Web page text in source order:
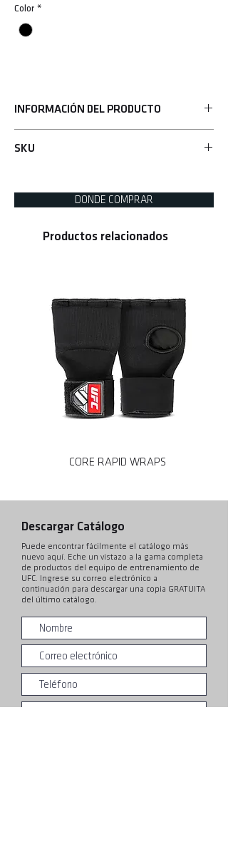
Color *
INFORMACIÓN DEL PRODUCTO
• Seguro y duradero
SKU
DONDE COMPRAR
Productos relacionados
CORE RAPID WRAPS
Descargar Catálogo
Puede encontrar fácilmente el catálogo más
nuevo aquí. Eche un vistazo a la gama completa
de productos del equipo de entrenamiento de
UFC. Ingrese su correo electrónico a
continuación para descargar una copia GRATUITA
del último catálogo.